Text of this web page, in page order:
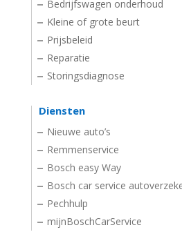
Bedrijfswagen onderhoud
Kleine of grote beurt
Prijsbeleid
Reparatie
Storingsdiagnose
Diensten
Nieuwe auto’s
Remmenservice
Bosch easy Way
Bosch car service
Pechhulp
mijnBoschCarService